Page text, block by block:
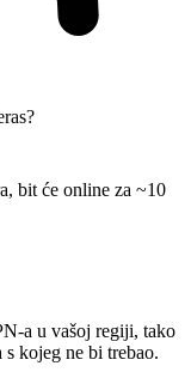
bit će online za ~10
ploči čim završi, a
blagajni.
a u vašoj regiji, tako
s kojeg ne bi trebao.